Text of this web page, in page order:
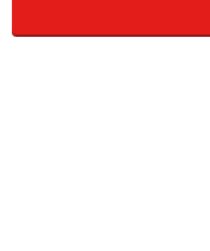
するジェネラルブラ